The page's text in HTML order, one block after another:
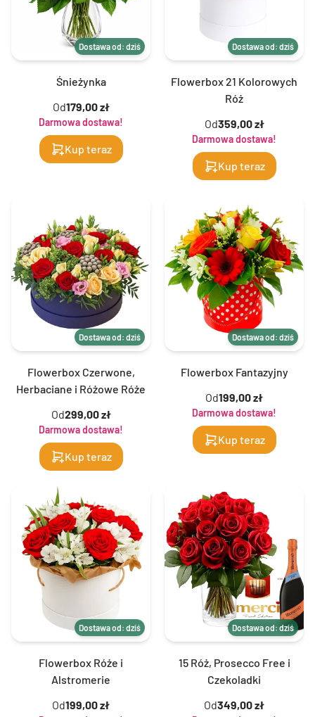
Dostawa od: dziś
Śnieżynka
Od179,00 zł
Darmowa dostawa!
Kup teraz
Dostawa od: dziś
Flowerbox 21 Kolorowych
Róż
Od359,00 zł
Darmowa dostawa!
Kup teraz
Dostawa od: dziś
Flowerbox Czerwone,
Herbaciane i Różowe Róże
Od299,00 zł
Darmowa dostawa!
Kup teraz
Dostawa od: dziś
Flowerbox Fantazyjny
Od199,00 zł
Darmowa dostawa!
Kup teraz
Dostawa od: dziś
Flowerbox Róże i
Alstromerie
Od199,00 zł
Dostawa od: dziś
15 Róż, Prosecco Free i
Czekoladki
Od349,00 zł